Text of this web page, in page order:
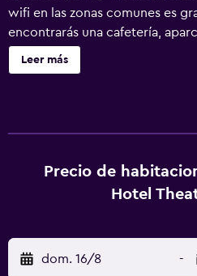
wifi en las zonas comunes es
encontrarás una cafetería,
una zona para conferencias.
alojamientos con caja fuerte y
ofrece servicio de limpieza
solicitar tabla de planchar con
que se indican más abajo en las
alojamiento (es posible que se
Leer más
Precio de
Hotel
dom. 16/8 -